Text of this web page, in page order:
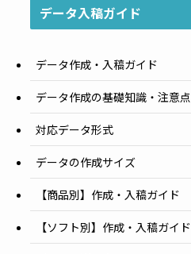
データ入稿ガイド
データ作成・入稿ガイド
データ作成の基礎知識・注意点
対応データ形式
データの作成サイズ
【商品別】作成・入稿ガイド
【ソフト別】作成・入稿ガイド